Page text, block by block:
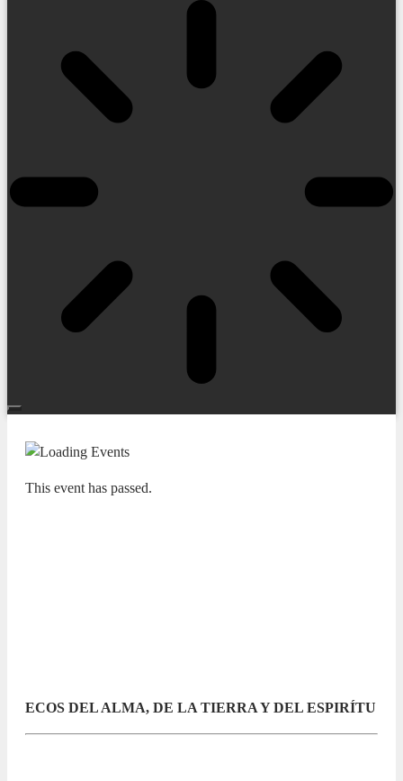
This event has passed.
ECOS DEL ALMA, DE LA TIERRA Y DEL ESPIRÍTU